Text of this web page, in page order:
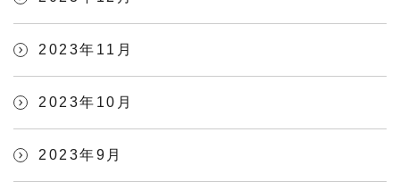
2023年11月
2023年10月
2023年9月